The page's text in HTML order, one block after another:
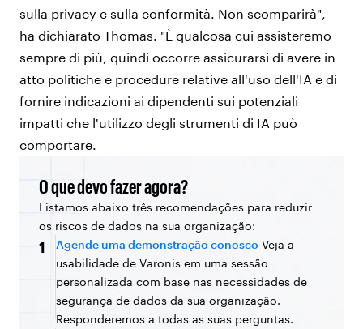
sulla privacy e sulla conformità. Non scomparirà",
ha dichiarato Thomas. "È qualcosa cui assisteremo
sempre di più, quindi occorre assicurarsi di avere in
atto politiche e procedure relative all'uso dell'IA e di
fornire indicazioni ai dipendenti sui potenziali
impatti che l'utilizzo degli strumenti di IA può
comportare.
O que devo fazer agora?
Listamos abaixo três recomendações para reduzir
os riscos de dados na sua organização:
1 Agende uma demonstração conosco Veja a
usabilidade de Varonis em uma sessão
personalizada com base nas necessidades de
segurança de dados da sua organização.
Responderemos a todas as suas perguntas.